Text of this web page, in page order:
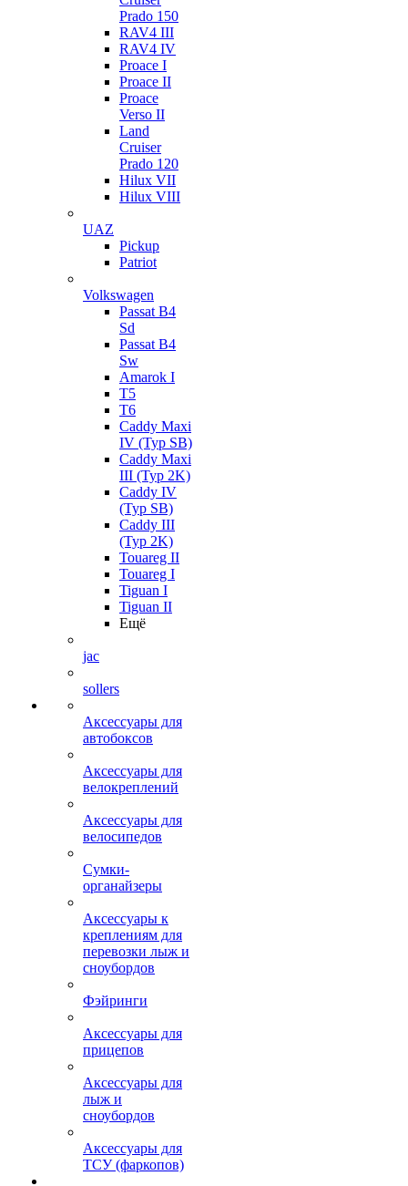
Prado 150
RAV4 III
RAV4 IV
Proace I
Proace II
Proace
Verso II
Land
Cruiser
Prado 120
Hilux VII
Hilux VIII
UAZ
Pickup
Patriot
Volkswagen
Passat B4
Sd
Passat B4
Sw
Amarok I
T5
T6
Caddy Maxi
IV (Typ SB)
Caddy Maxi
III (Typ 2K)
Caddy IV
(Typ SB)
Caddy III
(Typ 2K)
Touareg II
Touareg I
Tiguan I
Tiguan II
Ещё
jac
sollers
Аксессуары для
автобоксов
Аксессуары для
велокреплений
Аксессуары для
велосипедов
Сумки-
органайзеры
Аксессуары к
креплениям для
перевозки лыж и
сноубордов
Фэйринги
Аксессуары для
прицепов
Аксессуары для
лыж и
сноубордов
Аксессуары для
ТСУ (фаркопов)